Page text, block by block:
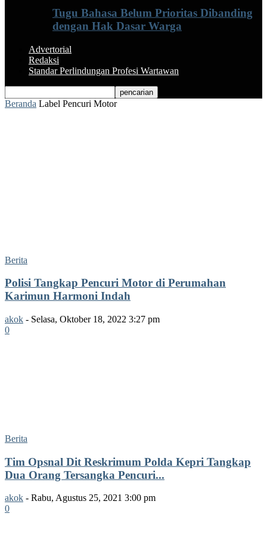
Tugu Bahasa Belum Prioritas Dibanding
dengan Hak Dasar Warga
Advertorial
Redaksi
Standar Perlindungan Profesi Wartawan
Beranda Label Pencuri Motor
Berita
Polisi Tangkap Pencuri Motor di Perumahan
Karimun Harmoni Indah
akok - Selasa, Oktober 18, 2022 3:27 pm
0
Berita
Tim Opsnal Dit Reskrimum Polda Kepri Tangkap
Dua Orang Tersangka Pencuri...
akok - Rabu, Agustus 25, 2021 3:00 pm
0